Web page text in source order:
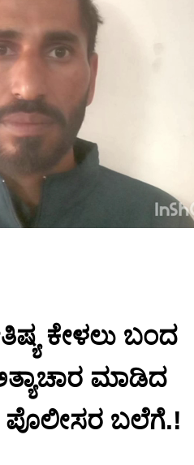
ಕೇಳಲು ಬಂದ
ಮಾಡಿದ
ಬಲೆಗೆ.!